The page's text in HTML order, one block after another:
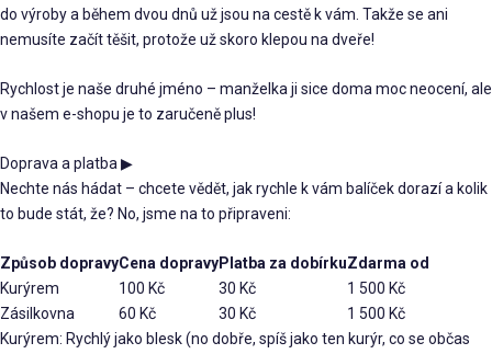
do výroby a během dvou dnů už jsou na cestě k vám. Takže se ani
nemusíte začít těšit, protože už skoro klepou na dveře!
Rychlost je naše druhé jméno – manželka ji sice doma moc neocení, ale
v našem e-shopu je to zaručeně plus!
Doprava a platba ▶
Nechte nás hádat – chcete vědět, jak rychle k vám balíček dorazí a kolik
to bude stát, že? No, jsme na to připraveni:
Způsob dopravyCena dopravyPlatba za dobírkuZdarma od
Kurýrem
100 Kč 30 Kč
1 500 Kč
Zásilkovna
60 Kč 30 Kč
1 500 Kč
Kurýrem: Rychlý jako blesk (no dobře, spíš jako ten kurýr, co se občas